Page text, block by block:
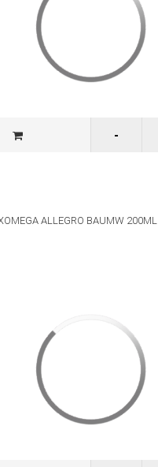
ALLEGRO BAUMW 200ML